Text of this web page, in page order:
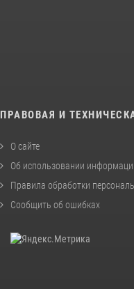
ПРАВОВАЯ И
О сайте
Об использовании
Правила обработки
Сообщить об ошибках